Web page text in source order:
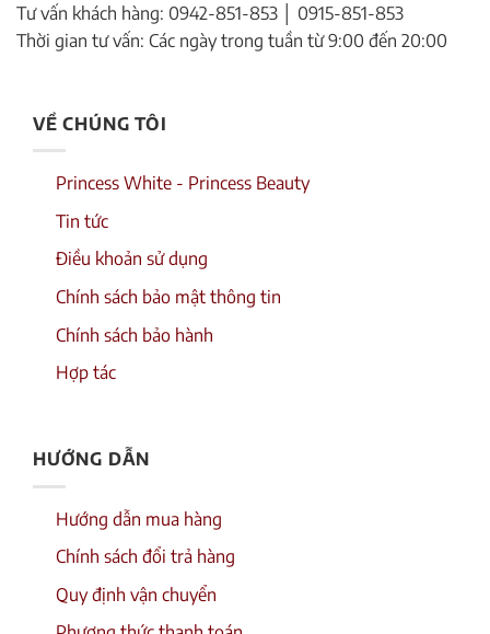
Tư vấn khách hàng: 0942-851-853 │ 0915-851-853
Thời gian tư vấn: Các ngày trong tuần từ 9:00 đến 20:00
VỀ CHÚNG TÔI
Princess White - Princess Beauty
Tin tức
Điều khoản sử dụng
Chính sách bảo mật thông tin
Chính sách bảo hành
Hợp tác
HƯỚNG DẪN
Hướng dẫn mua hàng
Chính sách đổi trả hàng
Quy định vận chuyển